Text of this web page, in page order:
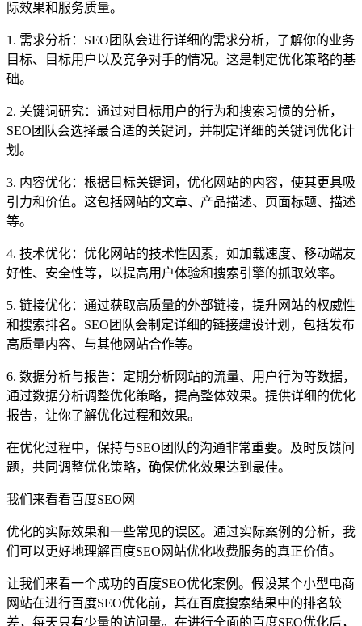
际效果和服务质量。
1. 需求分析：SEO团队会进行详细的需求分析，了解你的业务
目标、目标用户以及竞争对手的情况。这是制定优化策略的基
础。
2. 关键词研究：通过对目标用户的行为和搜索习惯的分析，
SEO团队会选择最合适的关键词，并制定详细的关键词优化计
划。
3. 内容优化：根据目标关键词，优化网站的内容，使其更具吸
引力和价值。这包括网站的文章、产品描述、页面标题、描述
等。
4. 技术优化：优化网站的技术性因素，如加载速度、移动端友
好性、安全性等，以提高用户体验和搜索引擎的抓取效率。
5. 链接优化：通过获取高质量的外部链接，提升网站的权威性
和搜索排名。SEO团队会制定详细的链接建设计划，包括发布
高质量内容、与其他网站合作等。
6. 数据分析与报告：定期分析网站的流量、用户行为等数据，
通过数据分析调整优化策略，提高整体效果。提供详细的优化
报告，让你了解优化过程和效果。
在优化过程中，保持与SEO团队的沟通非常重要。及时反馈问
题，共同调整优化策略，确保优化效果达到最佳。
我们来看看百度SEO网
优化的实际效果和一些常见的误区。通过实际案例的分析，我
们可以更好地理解百度SEO网站优化收费服务的真正价值。
让我们来看一个成功的百度SEO优化案例。假设某个小型电商
网站在进行百度SEO优化前，其在百度搜索结果中的排名较
差，每天只有少量的访问量。在进行全面的百度SEO优化后，